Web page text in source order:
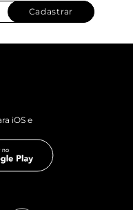
Cadastrar
iOS e